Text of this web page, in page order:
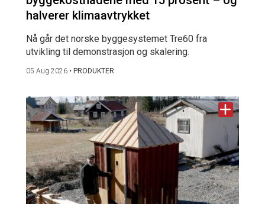
halverer klimaavtrykket
Nå går det norske byggesystemet Tre60 fra
utvikling til demonstrasjon og skalering.
05 Aug 2026 • PRODUKTER